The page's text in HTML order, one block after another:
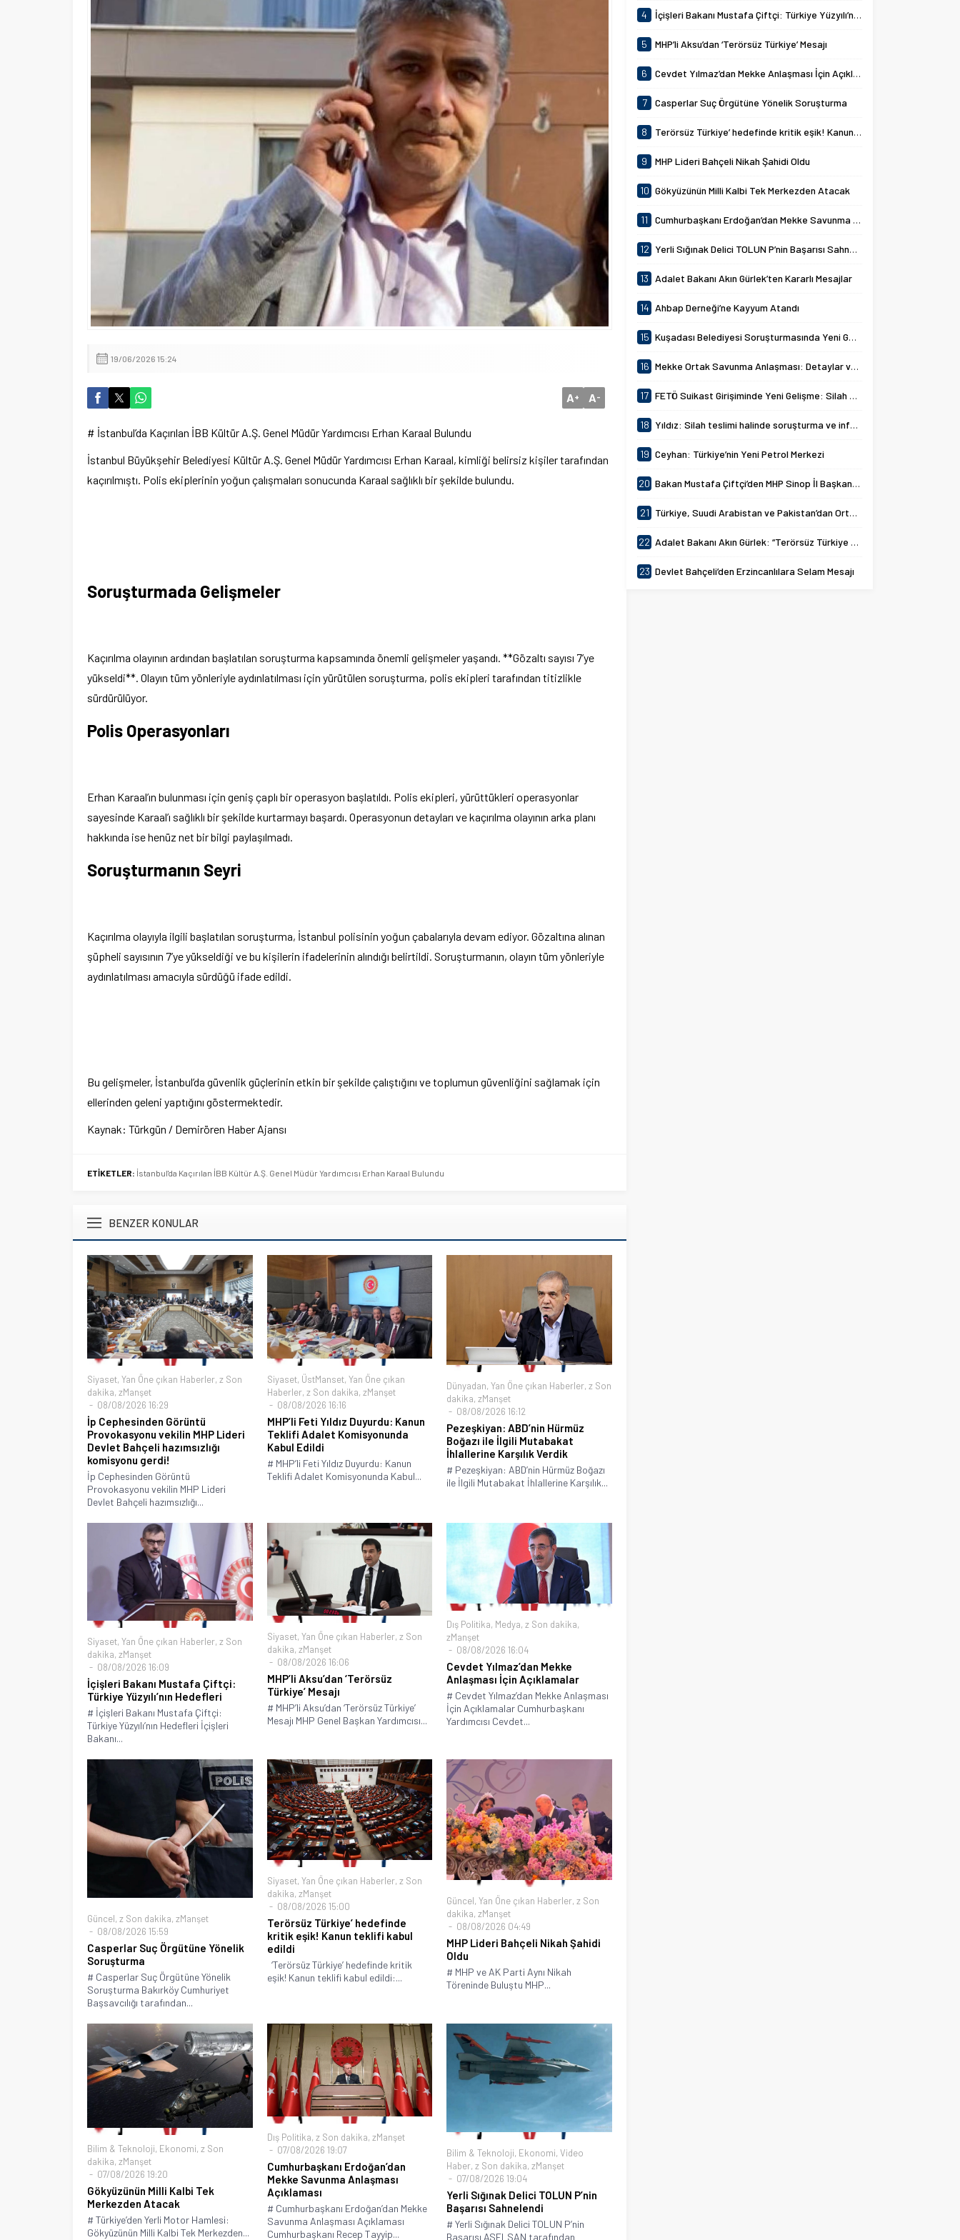
İp Cephesinden Görüntü Provokasyonu vekilin MHP Lideri Devlet Bahçeli hazımsızlığı komisyonu gerdi!
19/06/2026 15:24
A+ A-
# İstanbul’da Kaçırılan İBB Kültür A.Ş. Genel Müdür Yardımcısı Erhan Karaal Bulundu
İstanbul Büyükşehir Belediyesi Kültür A.Ş. Genel Müdür Yardımcısı Erhan Karaal, kimliği belirsiz kişiler tarafından
kaçırılmıştı. Polis ekiplerinin yoğun çalışmaları sonucunda Karaal sağlıklı bir şekilde bulundu.
Soruşturmada Gelişmeler
Kaçırılma olayının ardından başlatılan soruşturma kapsamında önemli gelişmeler yaşandı. **Gözaltı sayısı 7’ye
yükseldi**. Olayın tüm yönleriyle aydınlatılması için yürütülen soruşturma, polis ekipleri tarafından titizlikle
sürdürülüyor.
Polis Operasyonları
Erhan Karaal’ın bulunması için geniş çaplı bir operasyon başlatıldı. Polis ekipleri, yürüttükleri operasyonlar
sayesinde Karaal’ı sağlıklı bir şekilde kurtarmayı başardı. Operasyonun detayları ve kaçırılma olayının arka planı
hakkında ise henüz net bir bilgi paylaşılmadı.
Soruşturmanın Seyri
Kaçırılma olayıyla ilgili başlatılan soruşturma, İstanbul polisinin yoğun çabalarıyla devam ediyor. Gözaltına alınan
şüpheli sayısının 7’ye yükseldiği ve bu kişilerin ifadelerinin alındığı belirtildi. Soruşturmanın, olayın tüm yönleriyle
aydınlatılması amacıyla sürdüğü ifade edildi.
Bu gelişmeler, İstanbul’da güvenlik güçlerinin etkin bir şekilde çalıştığını ve toplumun güvenliğini sağlamak için
ellerinden geleni yaptığını göstermektedir.
Kaynak: Türkgün / Demirören Haber Ajansı
ETİKETLER: İstanbul'da Kaçırılan İBB Kültür A.Ş. Genel Müdür Yardımcısı Erhan Karaal Bulundu
BENZER KONULAR
Siyaset, Yan Öne çıkan Haberler, z Son
dakika, zManşet
08/08/2026 16:29
İp Cephesinden Görüntü
Provokasyonu vekilin MHP Lideri
Devlet Bahçeli hazımsızlığı
komisyonu gerdi!
İp Cephesinden Görüntü
Provokasyonu vekilin MHP Lideri
Devlet Bahçeli hazımsızlığı...
Siyaset, ÜstManset, Yan Öne çıkan
Haberler, z Son dakika, zManşet
08/08/2026 16:16
MHP’li Feti Yıldız Duyurdu: Kanun
Teklifi Adalet Komisyonunda
Kabul Edildi
# MHP’li Feti Yıldız Duyurdu: Kanun
Teklifi Adalet Komisyonunda Kabul...
Dünyadan,Yan Öne çıkan Haberler,z Son
dakika,zManşet
08/08/2026 16:12
Pezeşkiyan: ABD’nin Hürmüz
Boğazı ile İlgili Mutabakat
İhlallerine Karşılık Verdik
# Pezeşkiyan: ABD’nin Hürmüz Boğazı
ile İlgili Mutabakat İhlallerine Karşılık...
Siyaset, Yan Öne çıkan Haberler, z Son
dakika, zManşet
08/08/2026 16:09
İçişleri Bakanı Mustafa Çiftçi:
Türkiye Yüzyılı’nın Hedefleri
# İçişleri Bakanı Mustafa Çiftçi:
Türkiye Yüzyılı’nın Hedefleri İçişleri
Bakanı...
Siyaset, Yan Öne çıkan Haberler, z Son
dakika, zManşet
08/08/2026 16:06
MHP’li Aksu’dan ‘Terörsüz
Türkiye’ Mesajı
# MHP’li Aksu’dan ‘Terörsüz Türkiye’
Mesajı MHP Genel Başkan Yardımcısı...
Dış Politika, Medya,z Son dakika,
zManşet
08/08/2026 16:04
Cevdet Yılmaz’dan Mekke
Anlaşması İçin Açıklamalar
# Cevdet Yılmaz’dan Mekke Anlaşması
İçin Açıklamalar Cumhurbaşkanı
Yardımcısı Cevdet...
Güncel, z Son dakika, zManşet
08/08/2026 15:59
Casperlar Suç Örgütüne Yönelik
Soruşturma
# Casperlar Suç Örgütüne Yönelik
Soruşturma Bakırköy Cumhuriyet
Başsavcılığı tarafından...
Siyaset, Yan Öne çıkan Haberler, z Son
dakika, zManşet
08/08/2026 15:00
Terörsüz Türkiye’ hedefinde
kritik eşik! Kanun teklifi kabul
edildi
‘Terörsüz Türkiye’ hedefinde kritik
eşik! Kanun teklifi kabul edildi:...
Güncel,Yan Öne çıkan Haberler,z Son
dakika,zManşet
08/08/2026 04:49
MHP Lideri Bahçeli Nikah Şahidi
Oldu
# MHP ve AK Parti Aynı Nikah
Töreninde Buluştu MHP...
Bilim & Teknoloji, Ekonomi, z Son
dakika, zManşet
07/08/2026 19:20
Gökyüzünün Milli Kalbi Tek
Merkezden Atacak
# Türkiye’den Yerli Motor Hamlesi:
Gökyüzünün Milli Kalbi Tek Merkezden...
Dış Politika, z Son dakika, zManşet
07/08/2026 19:07
Cumhurbaşkanı Erdoğan’dan
Mekke Savunma Anlaşması
Açıklaması
# Cumhurbaşkanı Erdoğan’dan Mekke
Savunma Anlaşması Açıklaması
Cumhurbaşkanı Recep Tayyip...
Bilim & Teknoloji, Ekonomi,Video
Haber,z Son dakika,zManşet
07/08/2026 19:04
Yerli Sığınak Delici TOLUN P’nin
Başarısı Sahnelendi
# Yerli Sığınak Delici TOLUN P’nin
Başarısı ASELSAN tarafından
4 İçişleri Bakanı Mustafa Çiftçi: Türkiye Yüzyılı’nın Hedefleri
5 MHP’li Aksu’dan ‘Terörsüz Türkiye’ Mesajı
6 Cevdet Yılmaz’dan Mekke Anlaşması İçin Açıklamalar
7 Casperlar Suç Örgütüne Yönelik Soruşturma
8 Terörsüz Türkiye’ hedefinde kritik eşik! Kanun teklifi kabul edildi
9 MHP Lideri Bahçeli Nikah Şahidi Oldu
10 Gökyüzünün Milli Kalbi Tek Merkezden Atacak
11 Cumhurbaşkanı Erdoğan’dan Mekke Savunma Anlaşması Açıklaması
12 Yerli Sığınak Delici TOLUN P’nin Başarısı Sahnelendi
13 Adalet Bakanı Akın Gürlek’ten Kararlı Mesajlar
14 Ahbap Derneği’ne Kayyum Atandı
15 Kuşadası Belediyesi Soruşturmasında Yeni Gelişmeler
16 Mekke Ortak Savunma Anlaşması: Detaylar ve Amaçlar
17 FETÖ Suikast Girişiminde Yeni Gelişme: Silah Aramaları Başlatıldı
18 Yıldız: Silah teslimi halinde soruşturma ve infazlar ertelenecek
19 Ceyhan: Türkiye’nin Yeni Petrol Merkezi
20 Bakan Mustafa Çiftçi’den MHP Sinop İl Başkanlığına Ziyaret
21 Türkiye, Suudi Arabistan ve Pakistan’dan Ortak Savunma Anlaşması
22 Adalet Bakanı Akın Gürlek: “Terörsüz Türkiye 86 Milyonun Ortak Hedefidir”
23 Devlet Bahçeli’den Erzincanlılara Selam Mesajı